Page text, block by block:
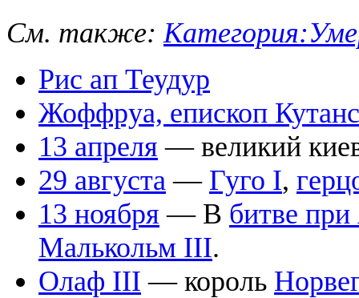
См. также:
Рис ап Теудур
Жоффруа, епископ
13 апреля — великий
29 августа — Гуго I,
13 ноября — В битве
Малькольм III.
Олаф III — король